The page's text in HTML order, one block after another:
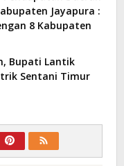
Jayapura :
8 Kabupaten
Bupati Lantik
Sentani Timur